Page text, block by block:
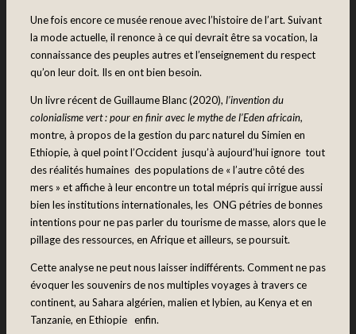
Une fois encore ce musée renoue avec l’histoire de l’art. Suivant
la mode actuelle, il renonce à ce qui devrait être sa vocation, la
connaissance des peuples autres et l’enseignement du respect
qu’on leur doit. Ils en ont bien besoin.
Un livre récent de Guillaume Blanc (2020), l’invention du
colonialisme vert : pour en finir avec le mythe de l’Eden africain,
montre, à propos de la gestion du parc naturel du Simien en
Ethiopie, à quel point l’Occident jusqu’à aujourd’hui ignore tout
des réalités humaines des populations de « l’autre côté des
mers » et affiche à leur encontre un total mépris qui irrigue aussi
bien les institutions internationales, les ONG pétries de bonnes
intentions pour ne pas parler du tourisme de masse, alors que le
pillage des ressources, en Afrique et ailleurs, se poursuit.
Cette analyse ne peut nous laisser indifférents. Comment ne pas
évoquer les souvenirs de nos multiples voyages à travers ce
continent, au Sahara algérien, malien et lybien, au Kenya et en
Tanzanie, en Ethiopie enfin.